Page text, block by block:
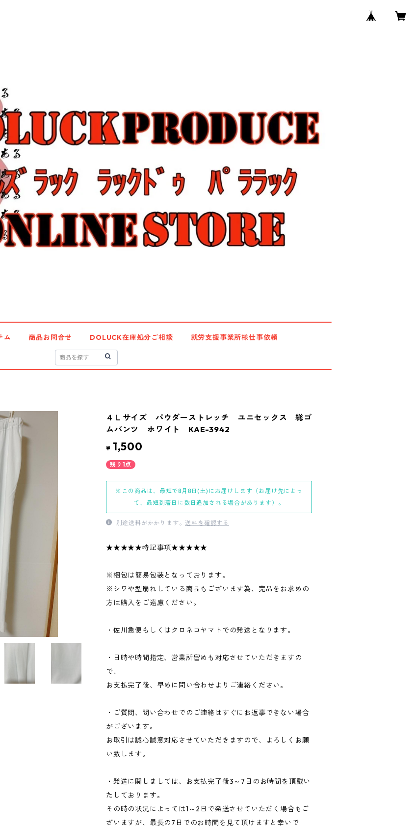
ム 商品お問合せ DOLUCK在庫処分ご相談 就労支援事業所様仕事依頼
４Ｌサイズ パウダーストレッチ ユニセックス 総ゴ
ムパンツ ホワイト KAE-3942
¥ 1,500
残り1点
※この商品は、最短で8月8日(土)にお届けします（お届け先によっ
て、最短到着日に数日追加される場合があります）。
別途送料がかかります。送料を確認する
★★★★★特記事項★★★★★
※梱包は簡易包装となっております。
※シワや型崩れしている商品もございます為、完品をお求めの
方は購入をご遠慮ください。
・佐川急便もしくはクロネコヤマトでの発送となります。
・日時や時間指定、営業所留めも対応させていただきますの
で、
お支払完了後、早めに問い合わせよりご連絡ください。
・ご質問、問い合わせでのご連絡はすぐにお返事できない場合
がございます。
お取引は誠心誠意対応させていただきますので、よろしくお願
い致します。
・発送に関しましては、お支払完了後3～7日のお時間を頂戴い
たしております。
その時の状況によっては1～2日で発送させていただく場合もご
ざいますが、最長の7日でのお時間を見て頂けますと幸いで